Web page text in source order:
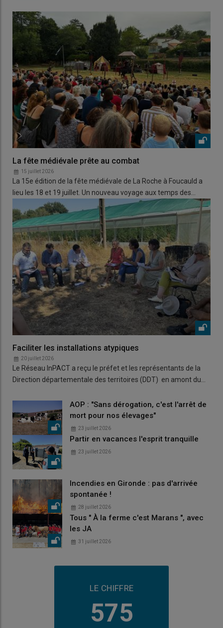
La fête médiévale prête au combat
15 juillet 2026
La 15e édition de la fête médiévale de La Roche à Foucauld a
lieu les 18 et 19 juillet. Un nouveau voyage aux temps des…
Faciliter les installations atypiques
20 juillet 2026
Le Réseau InPACT a reçu le préfet et les représentants de la
Direction départementale des territoires (DDT) en amont du…
AOP : "Sans dérogation, c'est l'arrêt de
mort pour nos élevages"
23 juillet 2026
Partir en vacances l'esprit tranquille
23 juillet 2026
Incendies en Gironde : pas d'arrivée
spontanée !
28 juillet 2026
Tous " À la ferme c'est Marans ", avec
les JA
31 juillet 2026
LE CHIFFRE
575